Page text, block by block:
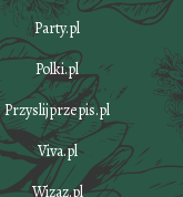
Party.pl
Polki.pl
Przyslijprzepis.pl
Viva.pl
Wizaz.pl